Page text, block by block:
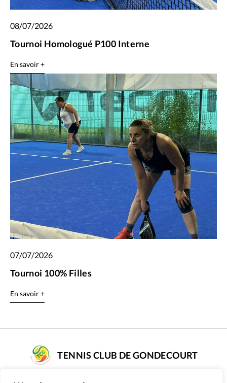
08/07/2026
Tournoi Homologué P100 Interne
En savoir +
07/07/2026
Tournoi 100% Filles
En savoir +
TENNIS CLUB DE GONDECOURT